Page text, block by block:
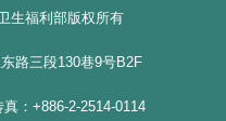
生福利部版权所有
路三段130巷9号B2F
：+886-2-2514-0114